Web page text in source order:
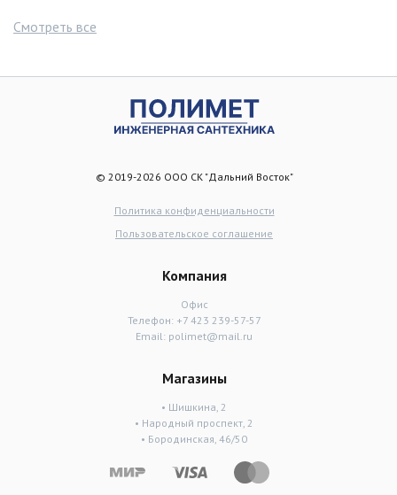
Смотреть все
© 2019-2026 ООО СК "Дальний Восток"
Политика конфиденциальности
Пользовательское соглашение
Компания
Офис
Телефон: +7 423 239-57-57
Email: polimet@mail.ru
Магазины
• Шишкина, 2
• Народный проспект, 2
• Бородинская, 46/50